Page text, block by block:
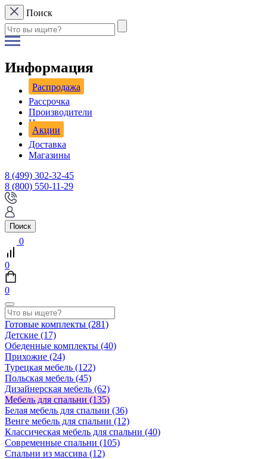
Поиск
Информация
Распродажа
Рассрочка
Производители
Новости
Акции
Доставка
Магазины
8 (499) 302-32-45
8 (800) 550-11-29
Поиск
0
0
0
Готовые комплекты (281)
Детские (17)
Обеденные комплекты (40)
Прихожие (24)
Турецкая мебель (122)
Польская мебель (45)
Дизайнерская мебель (62)
Мебель для спальни (135)
Белая мебель для спальни (36)
Венге мебель для спальни (12)
Классическая мебель для спальни (40)
Современные спальни (105)
Спальни из массива (12)